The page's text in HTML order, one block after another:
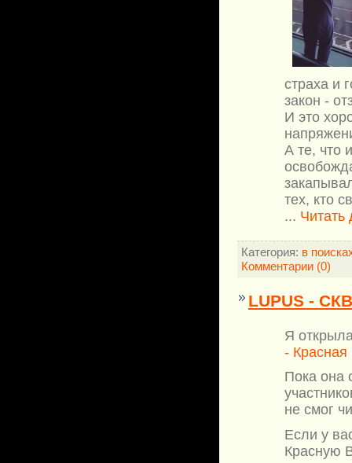
страха и
закон -
И это
А те, что
тех, кто
... Читать
Категория: в
Комментарии (0)
LUPUS -
Я
- Красная
Пока она
не смог
Если у
Красную